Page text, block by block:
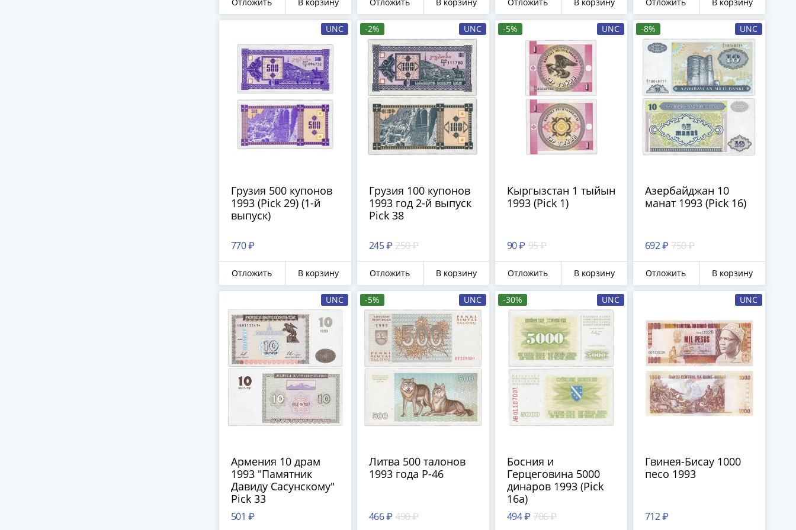
148а)
UNC
Грузия 500 купонов
1993 (Pick 29) (1-й
выпуск)
770 ₽
Отложить В корзину
-2% UNC
Грузия 100 купонов
1993 год 2-й выпуск
Pick 38
245 ₽ 250 ₽
Отложить В корзину
-5% UNC
Кыргызстан 1 тыйын
1993 (Pick 1)
90 ₽ 95 ₽
Отложить В корзину
-8% UNC
Азербайджан 10
манат 1993 (Pick 16)
692 ₽ 750 ₽
Отложить В корзину
UNC
Армения 10 драм
1993 "Памятник
Давиду Сасунскому"
Pick 33
501 ₽
-5% UNC
Литва 500 талонов
1993 года P-46
466 ₽ 490 ₽
-30% UNC
Босния и
Герцеговина 5000
динаров 1993 (Pick
16a)
494 ₽ 706 ₽
UNC
Гвинея-Бисау 1000
песо 1993
712 ₽